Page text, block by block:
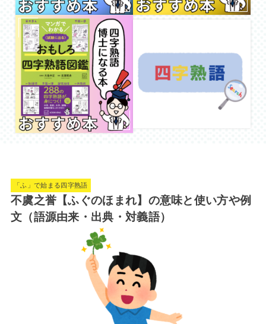
「ふ」で始まる四字熟語
不虞之誉【ふぐのほまれ】の意味と使い方や例
文（語源由来・出典・対義語）